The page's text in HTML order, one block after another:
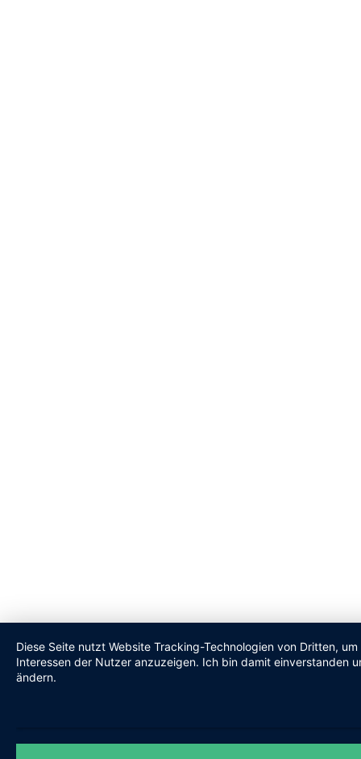
Diese Seite nutzt Website Tracking-Technologien von Dritten,
Interessen der Nutzer anzuzeigen. Ich bin damit einverstanden
ändern.